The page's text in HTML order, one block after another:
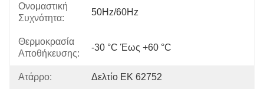
Ονομαστική
Συχνότητα:
50Hz/60Hz
Θερμοκρασία
Αποθήκευσης:
-30 °C Έως +60 °C
Ατάρρο: Δελτίο ΕΚ 62752